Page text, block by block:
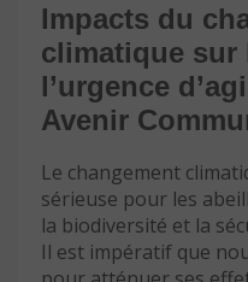
Impacts du
climatique sur
l’urgence
Avenir
Le changement
sérieuse pour les
la biodiversité et la
Il est impératif que